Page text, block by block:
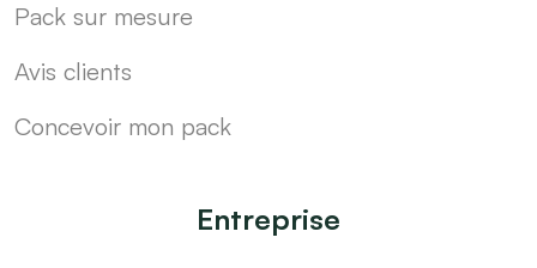
Pack sur mesure
Avis clients
Concevoir mon pack
Entreprise